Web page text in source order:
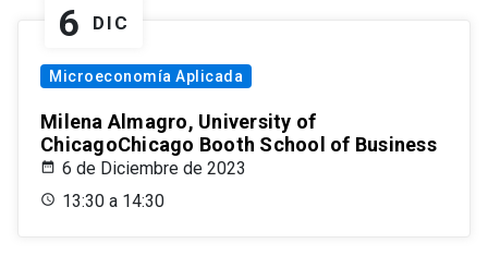
6 DIC
Microeconomía Aplicada
Milena Almagro, University of
ChicagoChicago Booth School of Business
6 de Diciembre de 2023
13:30 a 14:30